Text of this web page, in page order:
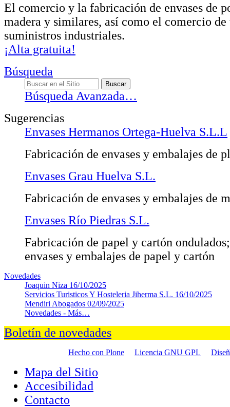
El comercio y la fabricación de envases de
madera y similares, así como el comercio
suministros industriales.
¡Alta gratuita!
Búsqueda
Búsqueda Avanzada…
Sugerencias
Envases Hermanos Ortega-Huelva S.L.L
Fabricación de envases y embalajes de
Envases Grau Huelva S.L.
Fabricación de envases y embalajes de
Envases Río Piedras S.L.
Fabricación de papel y cartón
envases y embalajes de papel y cartón
Novedades
Joaquin Niza 16/10/2025
Servicios Turisticos Y Hosteleria Jiherma S.L. 16/10/2025
Mendiri Abogados 02/09/2025
Novedades - Más…
Boletín de novedades
Hecho con Plone Licencia GNU GPL
Mapa del Sitio
Accesibilidad
Contacto